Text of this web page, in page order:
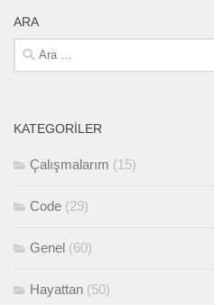
ARA
Arama:
KATEGORILER
Çalışmalarım (15)
Code (29)
Genel (60)
Hayattan (50)